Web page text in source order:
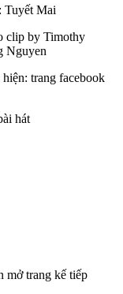
Tuyết Mai
clip by Timothy
Nguyen
trang facebook
hát
mở trang kế tiếp